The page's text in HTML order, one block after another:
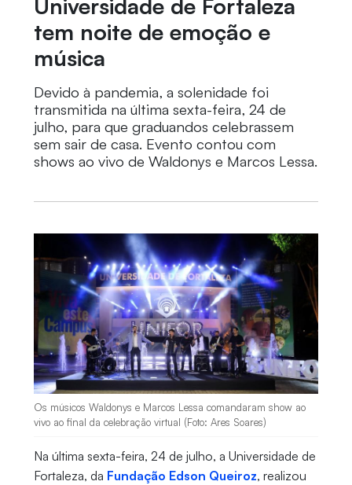
Universidade de Fortaleza
tem noite de emoção e
música
Devido à pandemia, a solenidade foi
transmitida na última sexta-feira, 24 de
julho, para que graduandos celebrassem
sem sair de casa. Evento contou com
shows ao vivo de Waldonys e Marcos Lessa.
Os músicos Waldonys e Marcos Lessa comandaram show ao
vivo ao final da celebração virtual (Foto: Ares Soares)
Na última sexta-feira, 24 de julho, a Universidade de
Fortaleza, da Fundação Edson Queiroz, realizou